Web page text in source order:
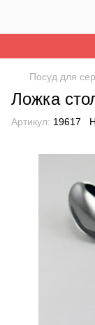
Посуд для
Ложка
Артикул: 19617